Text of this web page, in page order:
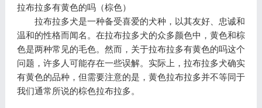
拉布拉多有黄色的吗（棕色）
拉布拉多犬是一种备受喜爱的犬种，以其友好、忠诚和
温和的性格而闻名。在拉布拉多犬的众多颜色中，黄色和棕
色是两种常见的毛色。然而，关于拉布拉多有黄色的吗这个
问题，许多人可能存在一些误解。实际上，拉布拉多犬确实
有黄色的品种，但需要注意的是，黄色拉布拉多并不等同于
我们通常所说的棕色拉布拉多。